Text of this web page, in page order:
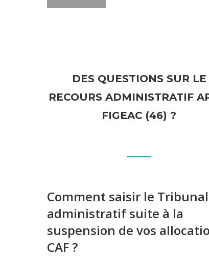
DES QUESTIONS SUR LE
RECOURS ADMINISTRATIF
FIGEAC (46) ?
Comment saisir le Tribunal
administratif suite à la
suspension de vos
CAF ?